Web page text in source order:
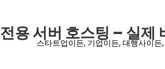
전용 서버 호스팅 – 실제
스타트업이든, 기업이든, 대행사이